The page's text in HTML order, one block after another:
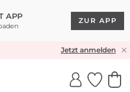
APP
ZUR APP
& RÜCKVERSANDJetzt anmelden